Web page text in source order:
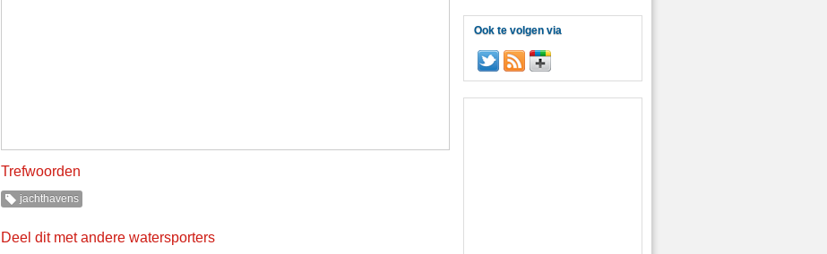
Trefwoorden
jachthavens
Deel dit met andere watersporters
Ook te volgen via